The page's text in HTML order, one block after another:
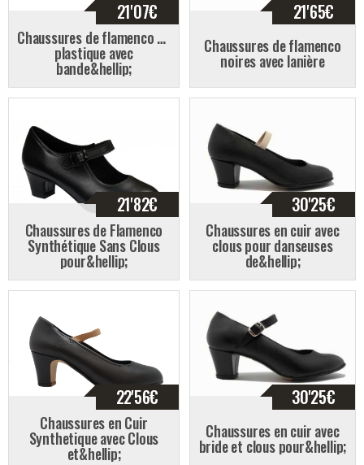
21'07€
Chaussures de flamenco en
plastique avec
bande&hellip;
21'65€
Chaussures de flamenco
noires avec lanière
21'82€
Chaussures de Flamenco
Synthétique Sans Clous
pour&hellip;
30'25€
Chaussures en cuir avec
clous pour danseuses
de&hellip;
22'56€
Chaussures en Cuir
Synthetique avec Clous
et&hellip;
30'25€
Chaussures en cuir avec
bride et clous pour&hellip;